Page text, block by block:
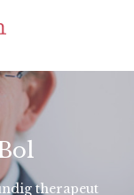
therapeut